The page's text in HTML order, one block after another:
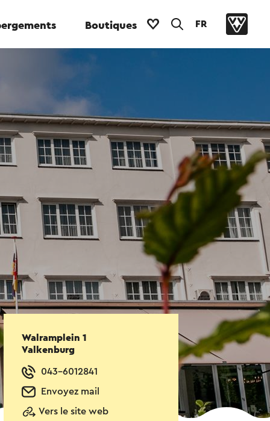
Boutiques FR
Walramplein 1
Valkenburg
043-6012841
Envoyez mail
Vers le site web